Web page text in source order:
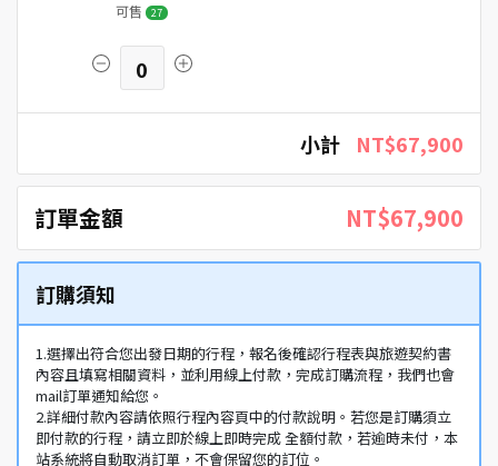
可售 27
0
小計 NT$67,900
訂單金額 NT$67,900
訂購須知
1.選擇出符合您出發日期的行程，報名後確認行程表與旅遊契約書
內容且填寫相關資料，並利用線上付款，完成訂購流程，我們也會
mail訂單通知給您。
2.詳細付款內容請依照行程內容頁中的付款說明。若您是訂購須立
即付款的行程，請立即於線上即時完成 全額付款，若逾時未付，本
站系統將自動取消訂單，不會保留您的訂位。